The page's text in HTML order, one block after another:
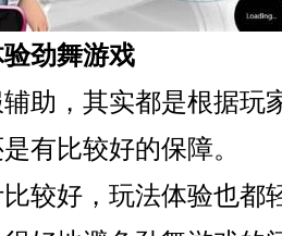
劲舞游戏
助，其实都是根据玩
有比较好的保障。
较好，玩法体验也都